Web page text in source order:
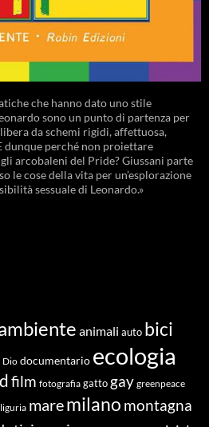
che hanno dato uno stile
sono un punto di partenza per
da schemi rigidi, affettuosa,
dunque perché non proiettare
arcobaleni del Pride? Giussani parte
le cose della vita per un’esplorazione
sessuale di Leonardo.»
animali auto bici
Dio documentario ecologia
film fotografia gatto gay greenpeace
liguria maremilano montagna